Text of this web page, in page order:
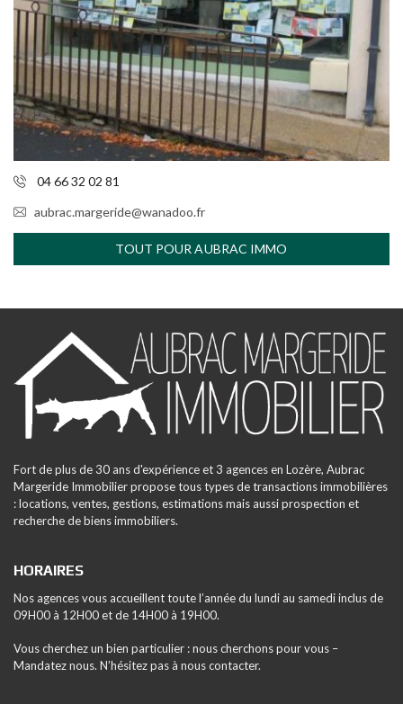
04 66 32 02 81
aubrac.margeride@wanadoo.fr
TOUT POUR AUBRAC IMMO
Fort de plus de 30 ans d'expérience et 3 agences en Lozère, Aubrac
Margeride Immobilier propose tous types de transactions immobilières
: locations, ventes, gestions, estimations mais aussi prospection et
recherche de biens immobiliers.
HORAIRES
Nos agences vous accueillent toute l’année du lundi au samedi inclus de
09H00 à 12H00 et de 14H00 à 19H00.
Vous cherchez un bien particulier : nous cherchons pour vous –
Mandatez nous. N’hésitez pas à nous contacter.